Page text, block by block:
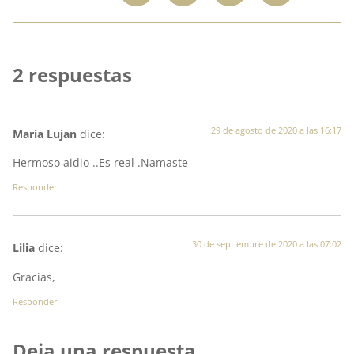
2 respuestas
Maria Lujan dice: 29 de agosto de 2020 a las 16:17
Hermoso aidio ..Es real .Namaste
Responder
Lilia dice: 30 de septiembre de 2020 a las 07:02
Gracias,
Responder